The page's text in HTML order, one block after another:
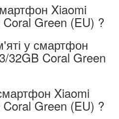
Xiaomi
Green (EU) ?
у смартфон
32GB Coral Green
Xiaomi
Green (EU) ?